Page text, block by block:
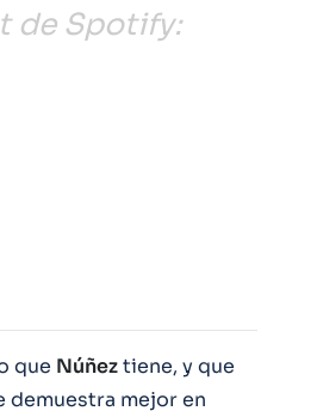
de Spotify:
que Núñeztiene, y que
demuestra mejor en